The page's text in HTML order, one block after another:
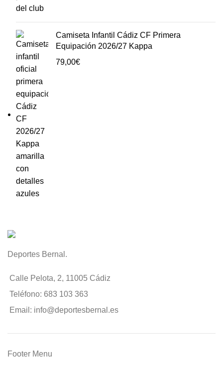
Camiseta Infantil Cádiz CF Primera
Equipación 2026/27 Kappa
79,00€
Deportes Bernal.
Calle Pelota, 2, 11005 Cádiz
Teléfono: 683 103 363
Email: info@deportesbernal.es
Footer Menu